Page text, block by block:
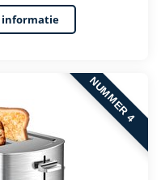
informatie
NUMMER 4